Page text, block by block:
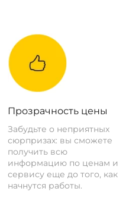
Прозрачность цены
Забудьте о неприятных
сюрпризах: вы сможете
получить всю
информацию по ценам и
сервису еще до того, как
начнутся работы.